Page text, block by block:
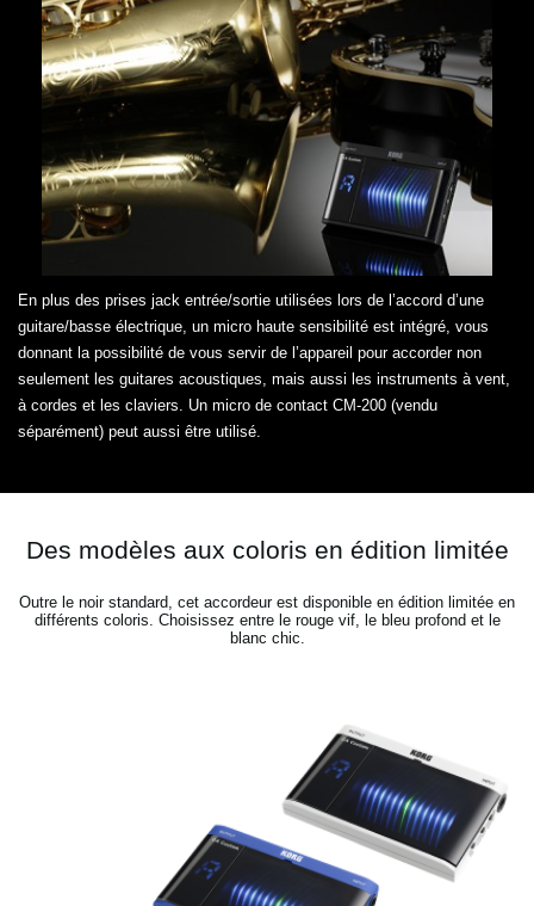
En plus des prises jack entrée/sortie utilisées lors de l’accord d’une
guitare/basse électrique, un micro haute sensibilité est intégré, vous
donnant la possibilité de vous servir de l’appareil pour accorder non
seulement les guitares acoustiques, mais aussi les instruments à vent,
à cordes et les claviers. Un micro de contact CM-200 (vendu
séparément) peut aussi être utilisé.
Des modèles aux coloris en édition limitée
Outre le noir standard, cet accordeur est disponible en édition limitée en
différents coloris. Choisissez entre le rouge vif, le bleu profond et le
blanc chic.